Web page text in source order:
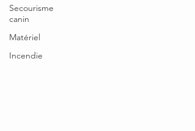
Secourisme
canin
Matériel
Incendie